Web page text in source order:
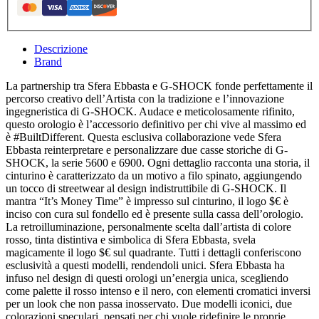
Descrizione
Brand
La partnership tra Sfera Ebbasta e G-SHOCK fonde perfettamente il
percorso creativo dell’Artista con la tradizione e l’innovazione
ingegneristica di G-SHOCK. Audace e meticolosamente rifinito,
questo orologio è l’accessorio definitivo per chi vive al massimo ed
è #BuiltDifferent. Questa esclusiva collaborazione vede Sfera
Ebbasta reinterpretare e personalizzare due casse storiche di G-
SHOCK, la serie 5600 e 6900. Ogni dettaglio racconta una storia, il
cinturino è caratterizzato da un motivo a filo spinato, aggiungendo
un tocco di streetwear al design indistruttibile di G-SHOCK. Il
mantra “It’s Money Time” è impresso sul cinturino, il logo $€ è
inciso con cura sul fondello ed è presente sulla cassa dell’orologio.
La retroilluminazione, personalmente scelta dall’artista di colore
rosso, tinta distintiva e simbolica di Sfera Ebbasta, svela
magicamente il logo $€ sul quadrante. Tutti i dettagli conferiscono
esclusività a questi modelli, rendendoli unici. Sfera Ebbasta ha
infuso nel design di questi orologi un’energia unica, scegliendo
come palette il rosso intenso e il nero, con elementi cromatici inversi
per un look che non passa inosservato. Due modelli iconici, due